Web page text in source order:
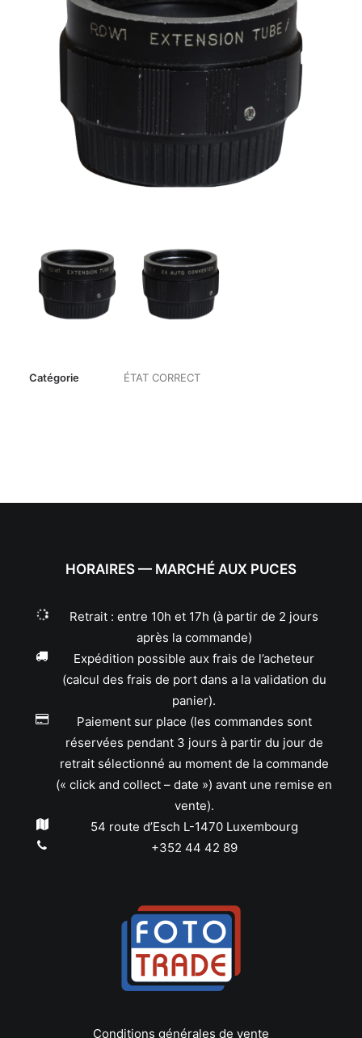
Catégorie ÉTAT CORRECT
HORAIRES — MARCHÉ AUX PUCES
Retrait : entre 10h et 17h (à partir de 2 jours
après la commande)
Expédition possible aux frais de l’acheteur
(calcul des frais de port dans a la validation du
panier).
Paiement sur place (les commandes sont
réservées pendant 3 jours à partir du jour de
retrait sélectionné au moment de la commande
(« click and collect – date ») avant une remise en
vente).
54 route d’Esch L-1470 Luxembourg
+352 44 42 89
Conditions générales de vente